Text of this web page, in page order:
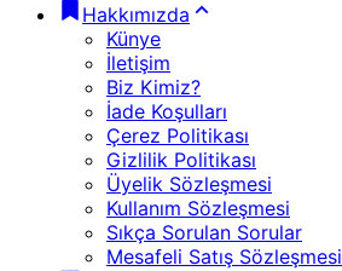
Hakkımızda
Künye
İletişim
Biz Kimiz?
İade Koşulları
Çerez Politikası
Gizlilik Politikası
Üyelik Sözleşmesi
Kullanım Sözleşmesi
Sıkça Sorulan Sorular
Mesafeli Satış Sözleşmesi